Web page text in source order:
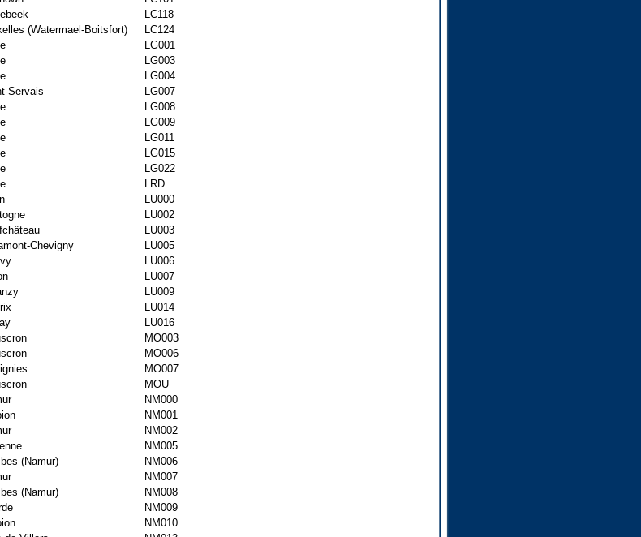
LC118
(Watermael-Boitsfort)
LC124
LG001
LG003
LG004
Servais
LG007
LG008
LG009
LG011
LG015
LG022
LRD
LU000
LU002
LU003
Chevigny
LU005
LU006
LU007
LU009
LU014
LU016
MO003
MO006
MO007
MOU
NM000
NM001
NM002
NM005
(Namur)
NM006
NM007
(Namur)
NM008
NM009
NM010